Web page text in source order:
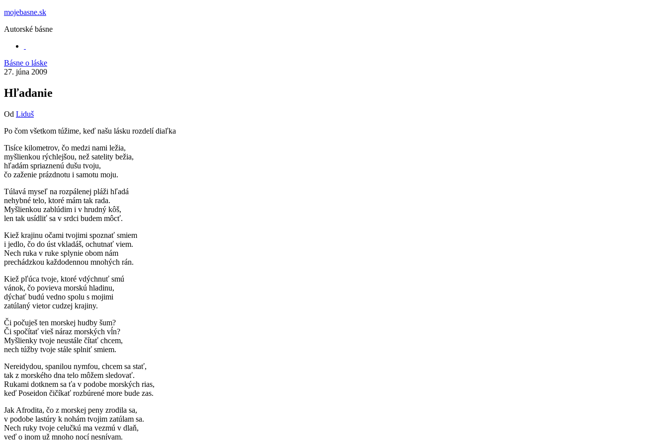
Preskočiť
obsah
mojebasne.sk
Autorské básne
Básne o láske
27. júna 2009
Hľadanie
Od Liduš
Po čom všetkom túžime, keď našu lásku rozdelí diaľka
Tisíce kilometrov, čo medzi nami ležia,
myšlienkou rýchlejšou, než satelity bežia,
hľadám spriaznenú dušu tvoju,
čo zaženie prázdnotu i samotu moju.
Túlavá myseľ na rozpálenej pláži hľadá
nehybné telo, ktoré mám tak rada.
Myšlienkou zablúdim i v hrudný kôš,
len tak usídliť sa v srdci budem môcť.
Kiež krajinu očami tvojimi spoznať smiem
i jedlo, čo do úst vkladáš, ochutnať viem.
Nech ruka v ruke splynie obom nám
prechádzkou každodennou mnohých rán.
Kiež pľúca tvoje, ktoré vdýchnuť smú
vánok, čo povieva morskú hladinu,
dýchať budú vedno spolu s mojimi
zatúlaný vietor cudzej krajiny.
Či počuješ ten morskej hudby šum?
Či spočítať vieš náraz morských vĺn?
Myšlienky tvoje neustále čítať chcem,
nech túžby tvoje stále splniť smiem.
Nereidydou, spanilou nymfou, chcem sa stať,
tak z morského dna telo môžem sledovať.
Rukami dotknem sa ťa v podobe morských rias,
keď Poseidon čičíkať rozbúrené more bude zas.
Jak Afrodita, čo z morskej peny zrodila sa,
v podobe lastúry k nohám tvojim zatúlam sa.
Nech ruky tvoje celučkú ma vezmú v dlaň,
veď o inom už mnoho nocí nesnívam.